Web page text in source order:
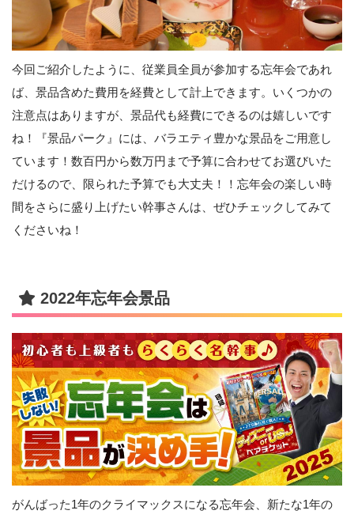
今回ご紹介したように、従業員全員が参加する忘年会であれ
ば、景品含めた費用を経費として計上できます。いくつかの
注意点はありますが、景品代も経費にできるのは嬉しいです
ね！『景品パーク』には、バラエティ豊かな景品をご用意し
ています！数百円から数万円まで予算に合わせてお選びいた
だけるので、限られた予算でも大丈夫！！忘年会の楽しい時
間をさらに盛り上げたい幹事さんは、ぜひチェックしてみて
くださいね！
2022年忘年会景品
がんばった1年のクライマックスになる忘年会、新たな1年の